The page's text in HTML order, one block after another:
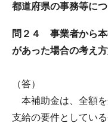
都道府県の事務等に
問２４ 事業者から本
があった場合の考え方
（答）
本補助金は、全額を
支給の要件としてい